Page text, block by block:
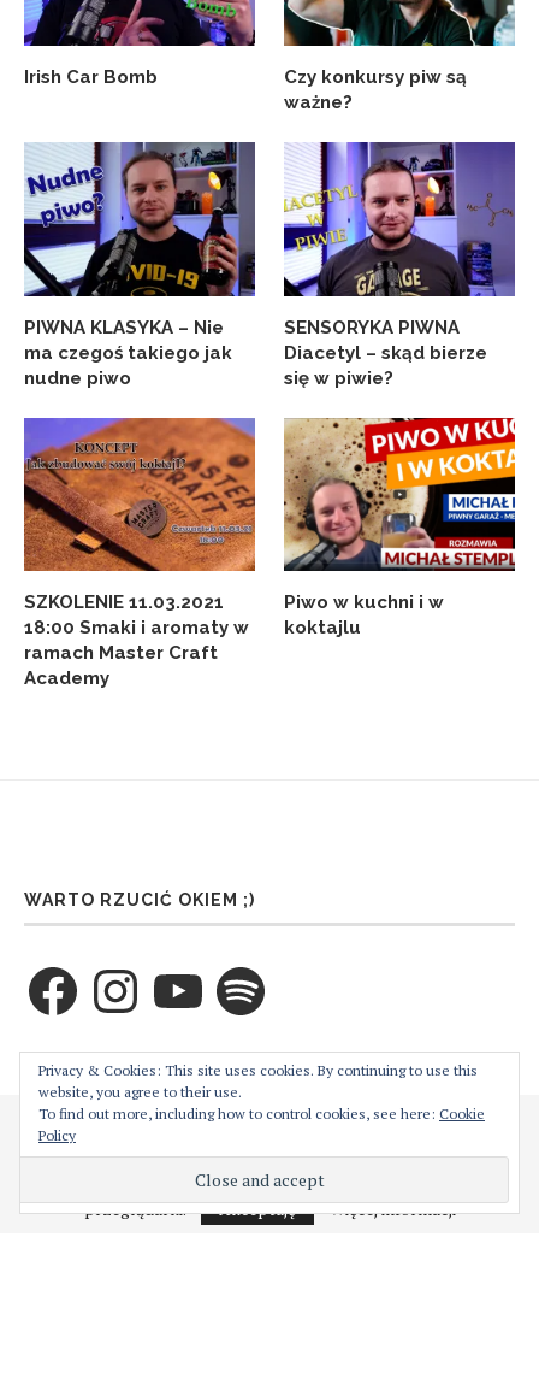
Irish Car Bomb
Czy konkursy piw są
ważne?
PIWNA KLASYKA – Nie
ma czegoś takiego jak
nudne piwo
SENSORYKA PIWNA
Diacetyl – skąd bierze
się w piwie?
SZKOLENIE 11.03.2021
18:00 Smaki i aromaty w
ramach Master Craft
Academy
Piwo w kuchni i w
koktajlu
WARTO RZUCIĆ OKIEM ;)
FacebookInstagramYouTube Spotify
ZAPRENUMERUJ TEN BLOG PRZEZ E-MAIL
Wprowadź swój adres email aby zaprenumerować ten
blog i otrzymywać powiadomienia o nowych wpisach
przez email.
Cześć! Moja strona używa ciasteczek w celu bezproblemowego jej
działania. Podejrzewam, że nie jest to dla Ciebie problemem,
natomiast w każdej chwili możesz je wyłączyć z poziomu
przeglądarki.
Akceptuję Więcej informacji
Privacy & Cookies: This site uses cookies. By continuing to use this
website, you agree to their use.
To find out more, including how to control cookies, see here: Cookie
Policy